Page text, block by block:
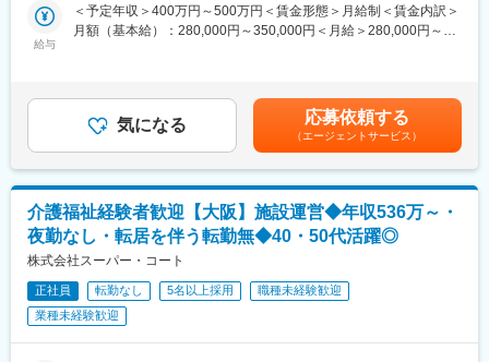
質と薬事対応力が評価されています。今後は富裕層向けの試飲・
提案を起点に、当社の技術力を活かした他国・他地域への展開を
現在営業担当は50代2名、40代1名男性が活躍しています。現状の
社員は国内営業がメインです。
※現状の海外輸出は専門商社に外注していますが、いずれ社内でノ
ウハウを蓄積し、取引を自社で行いたいと考えています。
■特徴
健康ドリンクや美容ドリンク専門メーカーである当社は、製造委
託先からの高い評価得てOEM受注が拡大し現在に至ります。今後
も大和当帰の持つ魅力をドリンクを通して国内外に発信すべく、
各地展示会への出品やPR活動に注力中です！
変更の範囲：会社の定める業務
既存顧客への営業がほとんどで、新製品の提案、価格交渉やカタ
ログを持参した製品の紹介や営業などを行います。
・出張：1w,2wに1回のペースで発生します。宿泊有で関東（東
京・北関東）の顧客のもとへ伺います。
・海外輸出…基本専門商社を通じたやり取りです。メールや電話
※入社後1年ほど、当社製品を学ぶために製造での勤務を行ってい
ただきます。
■製品（栄養ドリンク）について：
・主力：「Angelica」シリーズ（和漢栄養ドリンク）
全国の自衛隊（陸海空）の基地（駐屯地）でも当社の栄養ドリン
給与
＜予定年収＞400万円～500万円＜賃金形態＞月給制＜賃金内訳＞
月額（基本給）：280,000円～350,000円＜月給＞280,000円～
気になる 応募依頼する
（エージェントサービス）
介護福祉経験者歓迎【大阪】施設運営◆年収536万～・
夜勤なし・転居を伴う転勤無◆40・50代活躍◎
株式会社スーパー・コート
正社員 転勤なし 5名以上採用
職種未経験歓迎
業種未経験歓迎